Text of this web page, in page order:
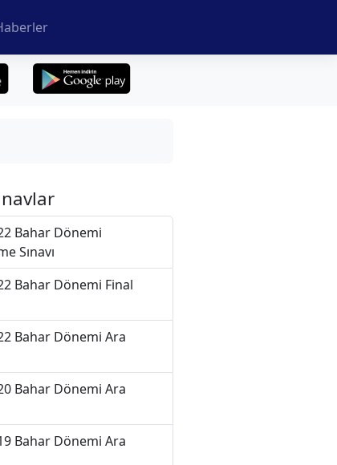
Bahar Dönemi
Sınavı
Bahar Dönemi Final
Bahar Dönemi Ara
Bahar Dönemi Ara
Bahar Dönemi Ara